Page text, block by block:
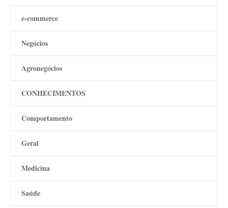
e-commerce
Negócios
Agronegócios
CONHECIMENTOS
Comportamento
Geral
Medicina
Saúde